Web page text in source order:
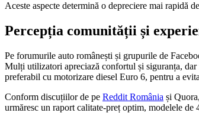
Aceste aspecte determină o depreciere mai rapidă
Percepția comunității și
Pe forumurile auto românești și grupurile de
Mulți utilizatori apreciază confortul și siguranța, dar
preferabil cu motorizare diesel Euro 6, pentru a
Conform discuțiilor de pe Reddit România și
urmăresc un raport calitate-preț optim, modelele